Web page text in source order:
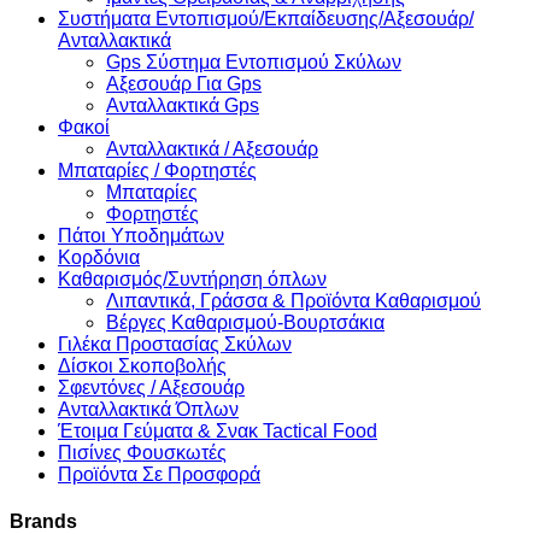
Συστήματα Εντοπισμού/Εκπαίδευσης/Αξεσουάρ/
Ανταλλακτικά
Gps Σύστημα Εντοπισμού Σκύλων
Αξεσουάρ Για Gps
Ανταλλακτικά Gps
Φακοί
Ανταλλακτικά / Αξεσουάρ
Μπαταρίες / Φορτηστές
Μπαταρίες
Φορτηστές
Πάτοι Υποδημάτων
Κορδόνια
Καθαρισμός/Συντήρηση όπλων
Λιπαντικά, Γράσσα & Προϊόντα Καθαρισμού
Βέργες Καθαρισμού-Βουρτσάκια
Γιλέκα Προστασίας Σκύλων
Δίσκοι Σκοποβολής
Σφεντόνες / Αξεσουάρ
Ανταλλακτικά Όπλων
Έτοιμα Γεύματα & Σνακ Tactical Food
Πισίνες Φουσκωτές
Προϊόντα Σε Προσφορά
Brands